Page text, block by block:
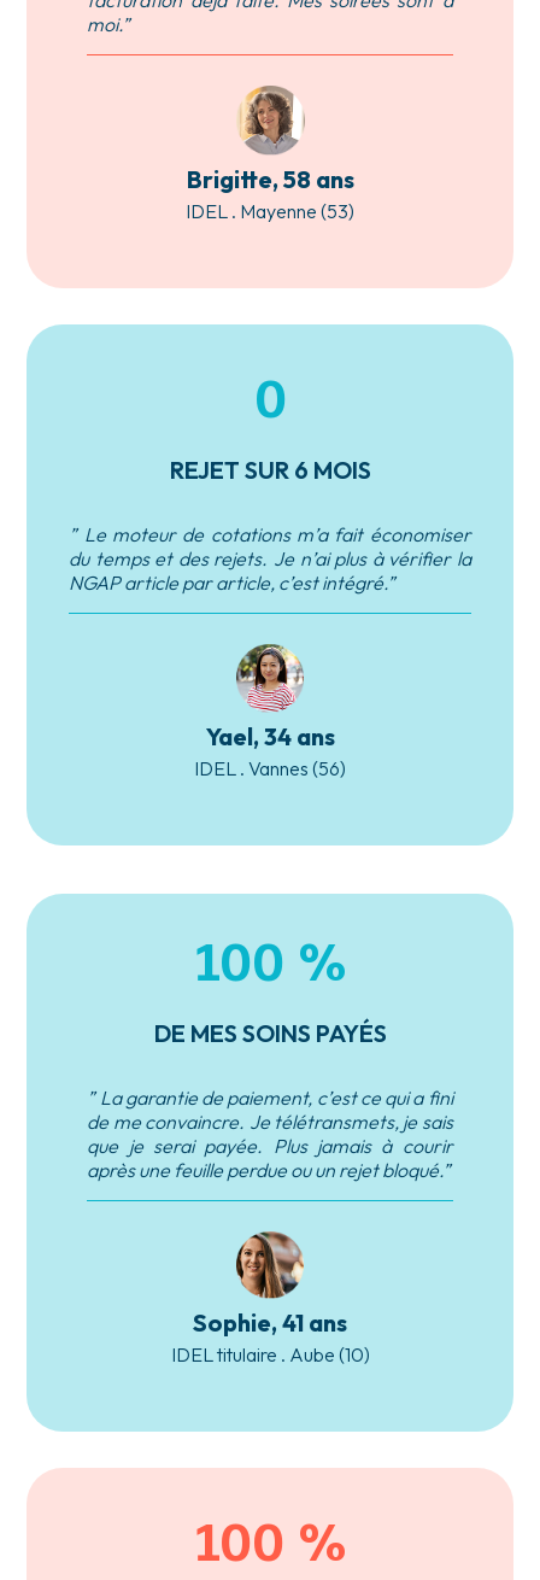
moi.”
Brigitte, 58 ans
IDEL . Mayenne (53)
0
REJET SUR 6 MOIS
” Le moteur de cotations m’a fait économiser
du temps et des rejets. Je n’ai plus à vérifier la
NGAP article par article, c’est intégré.”
Yael, 34 ans
IDEL . Vannes (56)
100 %
DE MES SOINS PAYÉS
” La garantie de paiement, c’est ce qui a fini
de me convaincre. Je télétransmets, je sais
que je serai payée. Plus jamais à courir
après une feuille perdue ou un rejet bloqué.”
Sophie, 41 ans
IDEL titulaire . Aube (10)
100 %